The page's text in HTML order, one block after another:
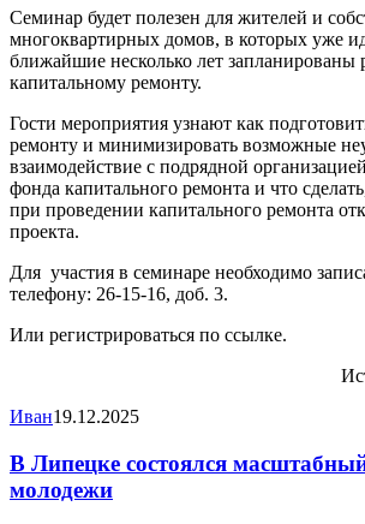
Семинар будет полезен для жителей и
многоквартирных домов, в которых уже
ближайшие несколько лет запланированы
капитальному ремонту.
Гости мероприятия узнают как
ремонту и минимизировать возможные
взаимодействие с подрядной
фонда капитального ремонта и что
при проведении капитального ремонта
проекта.
Для участия в семинаре необходимо
телефону: 26-15-16, доб. 3.
Или регистрироваться по ссылке.
Иван19.12.2025
В Липецке состоялся
молодежи